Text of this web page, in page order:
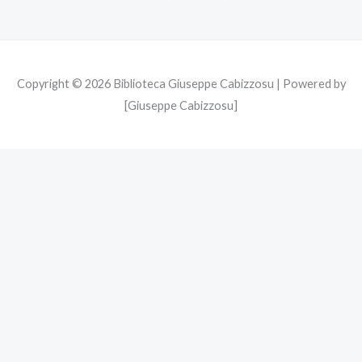
Copyright © 2026 Biblioteca Giuseppe Cabizzosu | Powered by
[Giuseppe Cabizzosu]